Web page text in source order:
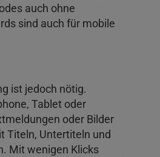
auch ohne
sind auch für mobile
ist jedoch nötig.
Tablet oder
oder Bilder
Titeln, Untertiteln und
Mit wenigen Klicks